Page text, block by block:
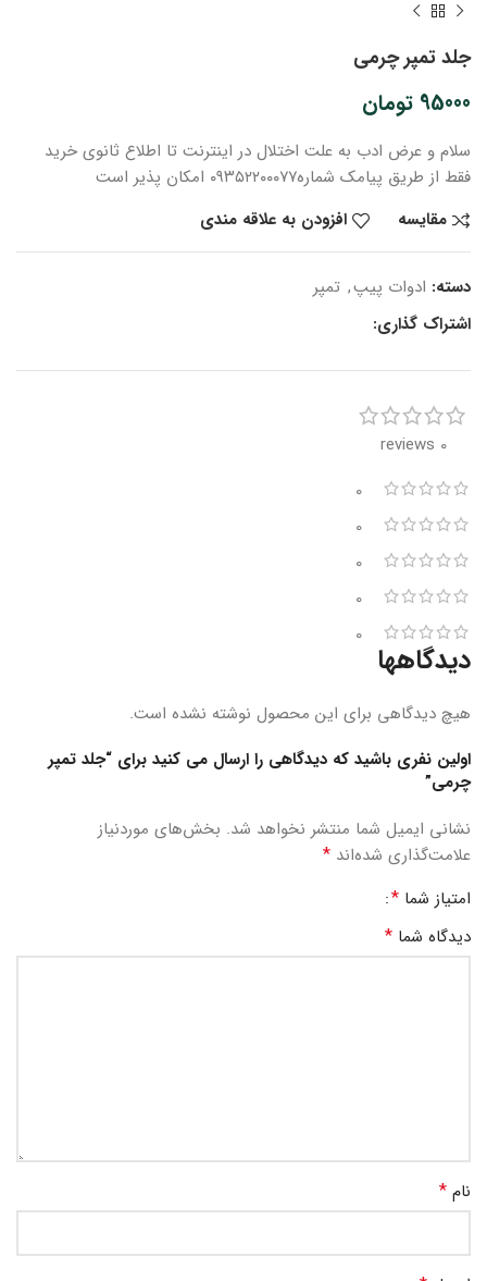
جلد تمپر چرمی
95000 تومان
سلام و عرض ادب به علت اختلال در اینترنت تا اطلاع ثانوی خرید
فقط از طریق پیامک شماره۰۹۳۵۲۲۰۰۰۷۷ امکان پذیر است
مقایسه
افزودن به علاقه مندی
دسته: ادوات پیپ, تمپر
اشتراک گذاری:
0 reviews
0
0
0
0
0
دیدگاهها
هیچ دیدگاهی برای این محصول نوشته نشده است.
اولین نفری باشید که دیدگاهی را ارسال می کنید برای “جلد تمپر
چرمی”
نشانی ایمیل شما منتشر نخواهد شد. بخش‌های موردنیاز
علامت‌گذاری شده‌اند *
امتیاز شما *
دیدگاه شما *
نام *